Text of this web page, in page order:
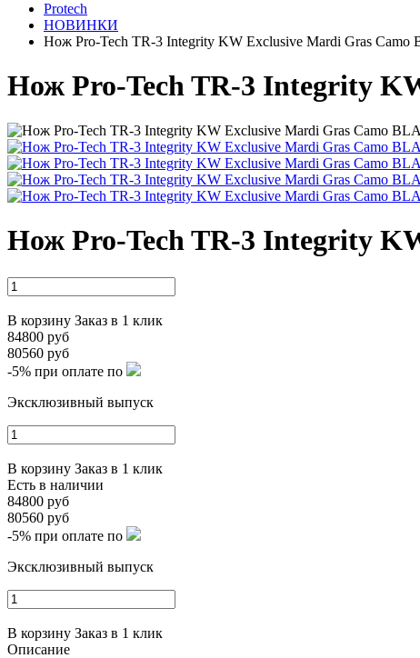
Protech
НОВИНКИ
Нож Pro-Tech TR-3 Integrity KW Exclusive Mardi Gras Camo
Нож Pro-Tech TR-3 Integrity
Нож Pro-Tech TR-3 Integrity
В корзину Заказ в 1 клик
84800 руб
80560 руб
-5% при оплате по
Эксклюзивный выпуск
В корзину Заказ в 1 клик
Есть в наличии
84800 руб
80560 руб
-5% при оплате по
Эксклюзивный выпуск
В корзину Заказ в 1 клик
Описание